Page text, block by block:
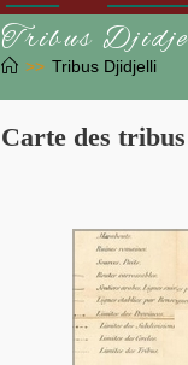
Tribus
>> Tribus Djidjelli
Carte des